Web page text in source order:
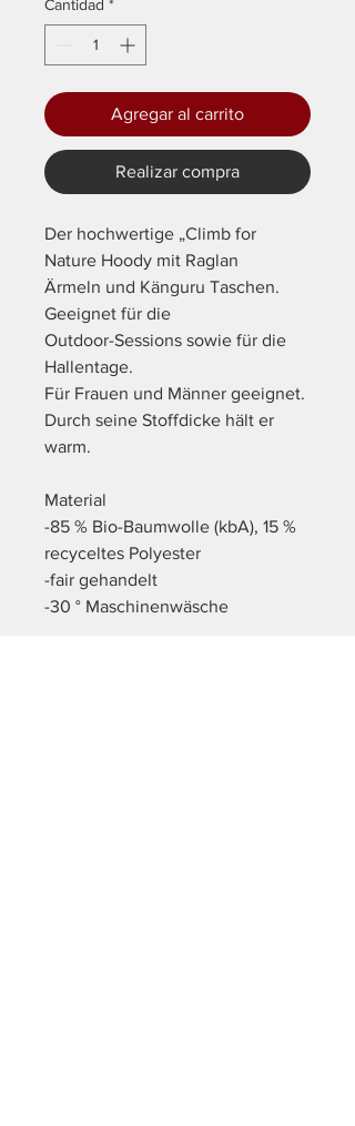
Cantidad *
Agregar al carrito
Realizar compra
Der hochwertige „Climb for
Nature Hoody mit Raglan
Ärmeln und Känguru Taschen.
Geeignet für die
Outdoor-Sessions sowie für die
Hallentage.
Für Frauen und Männer geeignet.
Durch seine Stoffdicke hält er
warm.
Material
-85 % Bio-Baumwolle (kbA), 15 %
recyceltes Polyester
-fair gehandelt
-30 ° Maschinenwäsche